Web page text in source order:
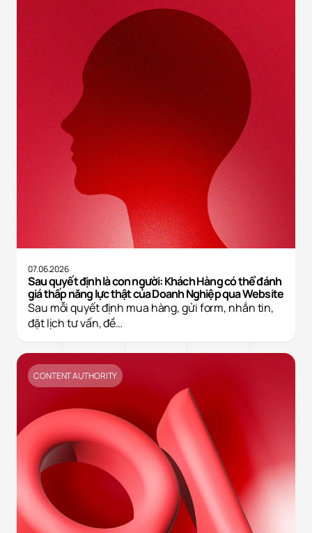
07.06.2026
Sau quyết định là con người: Khách Hàng có thể đánh
giá thấp năng lực thật của Doanh Nghiệp qua Website
Sau mỗi quyết định mua hàng, gửi form, nhắn tin,
đặt lịch tư vấn, đề…
CONTENT AUTHORITY